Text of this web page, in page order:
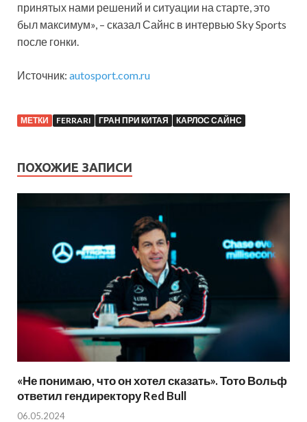
принятых нами решений и ситуации на старте, это
был максимум», – сказал Сайнс в интервью Sky Sports
после гонки.
Источник: autosport.com.ru
МЕТКИ FERRARI ГРАН ПРИ КИТАЯ КАРЛОС САЙНС
ПОХОЖИЕ ЗАПИСИ
«Не понимаю, что он хотел сказать». Тото Вольф
ответил гендиректору Red Bull
06.05.2024